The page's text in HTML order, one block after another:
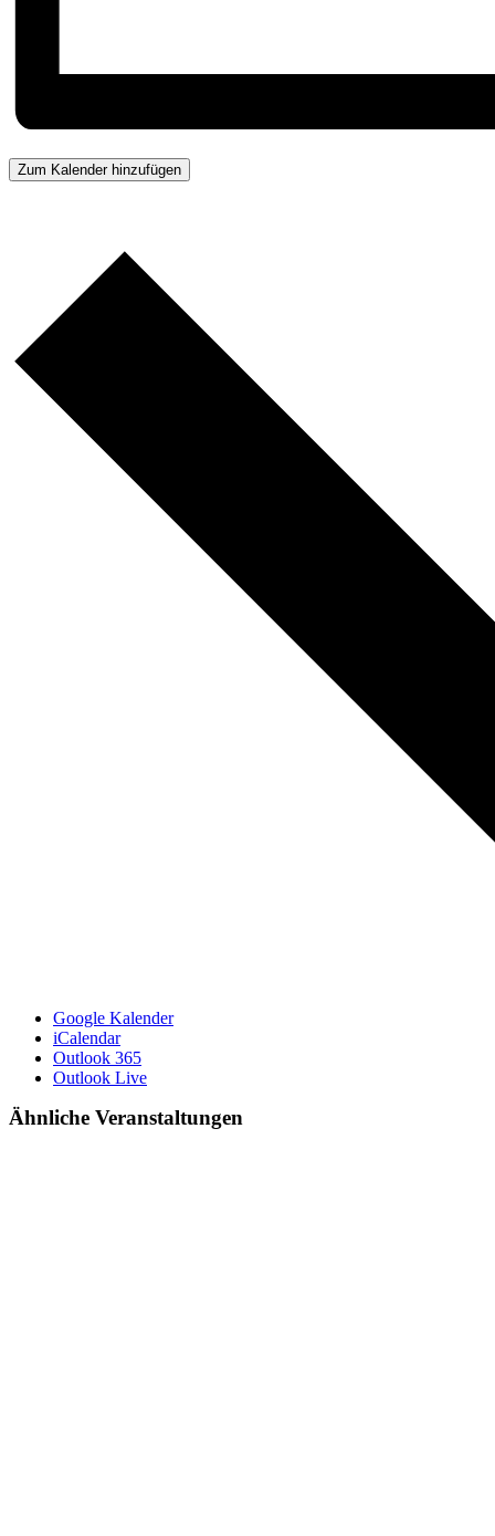
Zum Kalender hinzufügen
Google Kalender
iCalendar
Outlook 365
Outlook Live
Ähnliche Veranstaltungen